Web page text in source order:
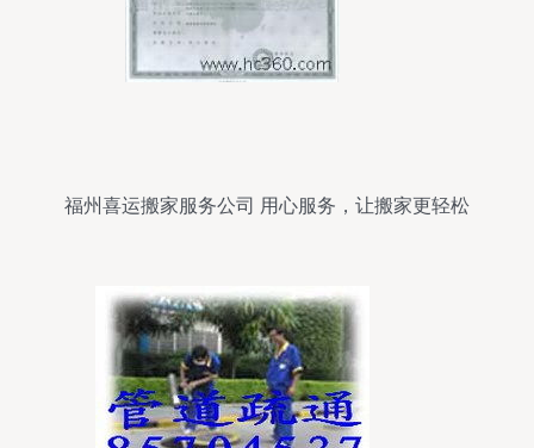
福州喜运搬家服务公司 用心服务，让搬家更轻松